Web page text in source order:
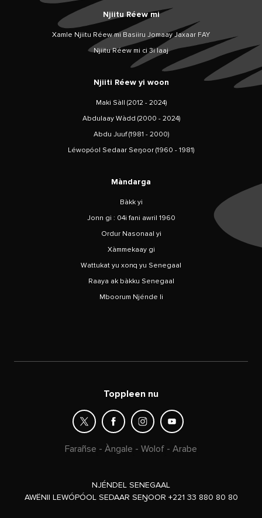
Njiitu Réew mi
Xamle Njiitu Réew mi Basiiru Jomaay Jaxaar FAY
Njiitu Réew mi ci 3i laaj
Njiiti Réew yi woon
Maki Sàll (2012 - 2024)
Abdulaay Wàdd (2000 - 2024)
Abdu Juuf (1981 - 2000)
Léwopóol Sedaar Seŋoor (1960 - 1981)
Màndarga
Bàkk yi
Jonn gi : 04i fani awril 1960
Ordur Nasonaal yi
Xàmmekaay gi
Wattukat yu xonq yu Senegaal
Raaya ak bàkku Senegaal
Mboorum Njénde li
Toppleen nu
Farañse - Àngale - Wolof - Arabe
NJÉNDEL SENEGAAL
AWËNII LEWÓPÓOL SEDAAR SEŊOOR +221 33 880 80 80